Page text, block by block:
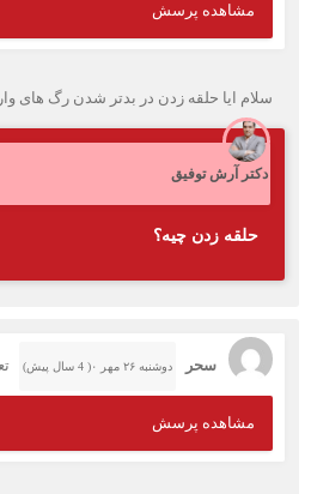
مشاهده پرسش
سلام ایا حلقه زدن در بدتر شدن رگ های
دکتر آرش توفیق
حلقه زدن چیه؟
سحر دوشنبه ۲۶ مهر ۰( 4 سال پیش)
مشاهده پرسش